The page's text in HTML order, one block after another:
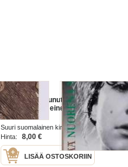
Nuorena nukkunut eli vanhan
sukupuun viimeinen vihanta
Suuri suomalainen kirjakerho 1971
Hinta:
8,00 €
LISÄÄ OSTOSKORIIN